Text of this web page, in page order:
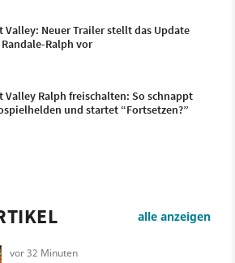
Valley: Neuer Trailer stellt das Update
Ralph vor
Valley Ralph freischalten: So schnappt
und startet “Fortsetzen?”
alle anzeigen
vor 32 Minuten